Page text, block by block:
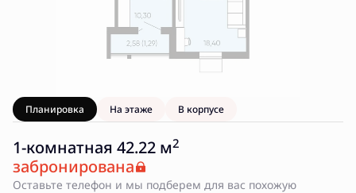
Планировка На этаже В корпусе
1-комнатная 42.22 м2
забронирована
Оставьте телефон и мы подберем для вас похожую